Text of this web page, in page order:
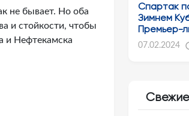
не бывает. Но оба
и стойкости, чтобы
и Нефтекамска
Спартак
Зимнем
Премьер-
07.02.2024